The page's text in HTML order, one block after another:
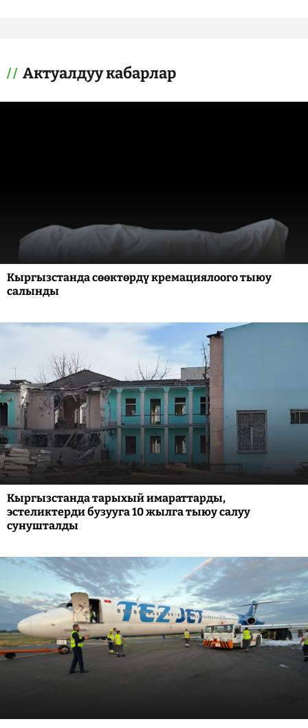
Актуалдуу кабарлар
Кыргызстанда сөөктөрдү кремациялоого тыюу
салынды
Кыргызстанда тарыхый имараттарды,
эстеликтерди бузууга 10 жылга тыюу салуу
сунушталды